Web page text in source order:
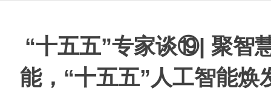
“十五五”专家谈⑲| 聚智
能，“十五五”人工智能焕